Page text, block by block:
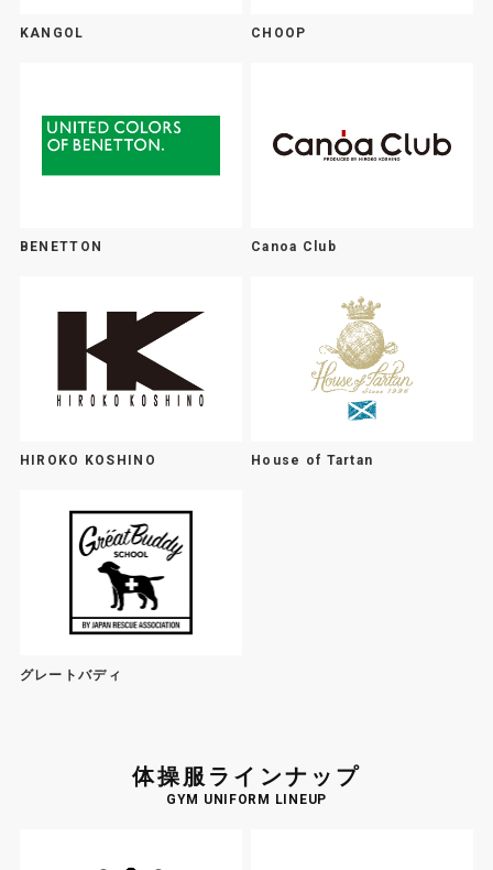
KANGOL CHOOP
BENETTON Canoa Club
HIROKO KOSHINO House of Tartan
グレートバディ
体操服ラインナップ
GYM UNIFORM LINEUP